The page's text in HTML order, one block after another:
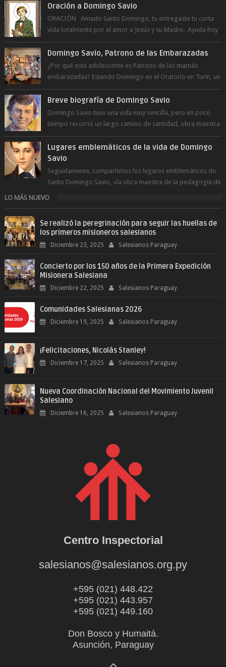
Oración a Domingo Savio
ORACIÓN Amado Santo Domingo, tu entregaste tu corta
vida totalmente por el amor a Jesús y su Madre. Ayuda hoy
a la juventud para ...
Domingo Savio, Patrono de las Embarazadas
¿Por qué este adolescente es Patrono de las mamás
embarazadas? Estando Domingo en el Oratorio en Turín, un
día le pide a Don Bosco...
Breve biografía de Domingo Savio
Domingo Savio tuvo una vida muy sencilla, pero en poco
tiempo recorrió un largo camino de santidad, obra maestra
del Espíritu Santo y fr...
Lugares emblemáticos de la vida de Domingo
Savio
Seguidamente, compartimos los lugares emblemáticos de
Santo Domingo Savio, «la obra maestra de la pedagogía de
Don Bosco». San Giovann...
LO MÁS NUEVO
Se realizó la peregrinación para seguir las huellas de
los primeros misioneros salesianos
Diciembre 23, 2025 Salesianos Paraguay
Concierto por los 150 años de la Primera Expedición
Misionera Salesiana
Diciembre 22, 2025 Salesianos Paraguay
Comunidades Salesianas 2026
Diciembre 19, 2025 Salesianos Paraguay
¡Felicitaciones, Nicolás Stanley!
Diciembre 17, 2025 Salesianos Paraguay
Nueva Coordinación Nacional del Movimiento Juvenil
Salesiano
Diciembre 16, 2025 Salesianos Paraguay
Centro Inspectorial
salesianos@salesianos.org.py
+595 (021) 448.422
+595 (021) 443.957
+595 (021) 449.160
Don Bosco y Humaitá.
Asunción, Paraguay